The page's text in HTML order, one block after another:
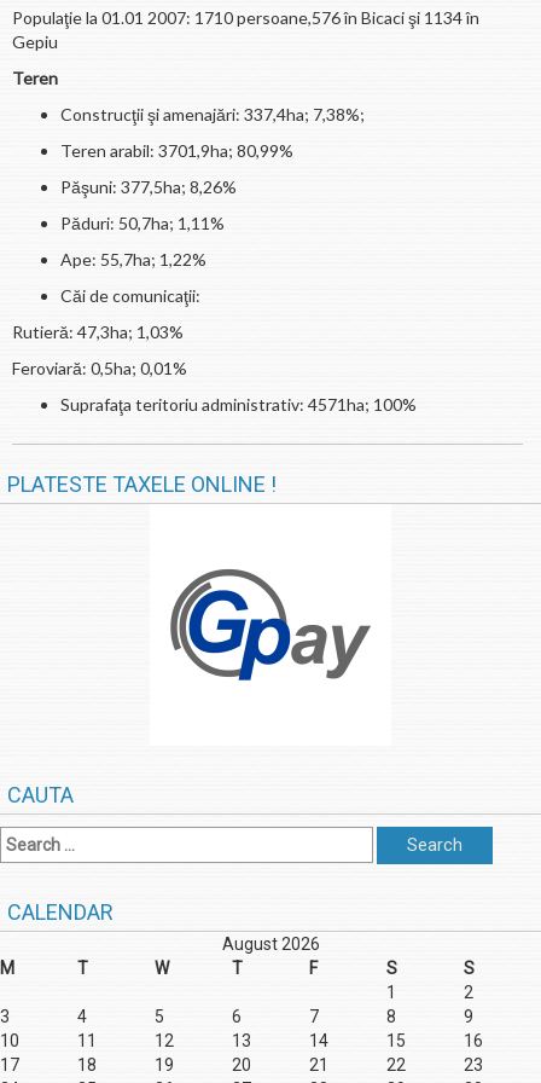
Populaţie la 01.01 2007: 1710 persoane,576 în Bicaci şi 1134 în
Gepiu
Teren
Construcţii şi amenajări: 337,4ha; 7,38%;
Teren arabil: 3701,9ha; 80,99%
Păşuni: 377,5ha; 8,26%
Păduri: 50,7ha; 1,11%
Ape: 55,7ha; 1,22%
Căi de comunicaţii:
Rutieră: 47,3ha; 1,03%
Feroviară: 0,5ha; 0,01%
Suprafaţa teritoriu administrativ: 4571ha; 100%
PLATESTE TAXELE ONLINE !
CAUTA
CALENDAR
August 2026
M
T W T F S
S
1
2
3
4 5 6 7 8
9
10
11 12 13 14 15
16
17
18 19 20 21 22
23